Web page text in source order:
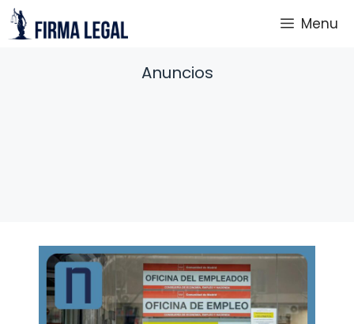
Saltar
al
Menu
Anuncios